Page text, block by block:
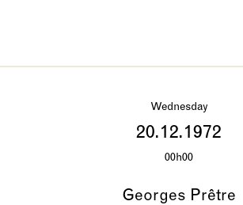
Wednesday
20.12.1972
00h00
Georges Prêtre